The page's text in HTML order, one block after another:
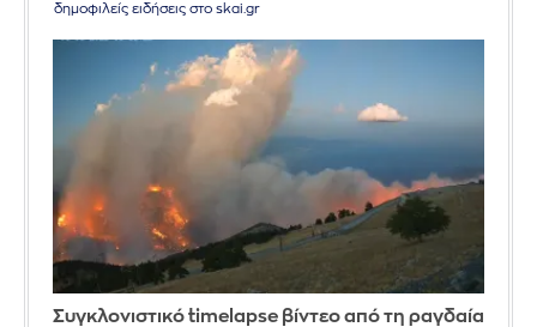
δημοφιλείς ειδήσεις στο skai.gr
Συγκλονιστικό timelapse βίντεο από τη ραγδαία